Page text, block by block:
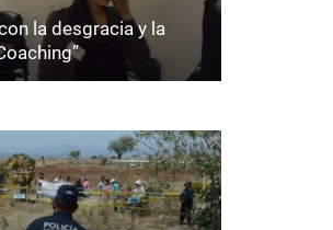
la desgracia y la